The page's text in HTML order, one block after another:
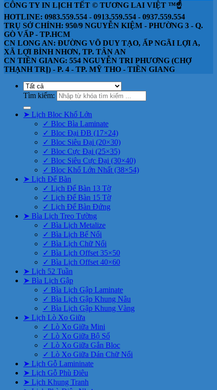
CÔNG TY IN LỊCH TẾT © TƯƠNG LAI VIỆT ™☝️
HOTLINE: 0983.559.554 - 0913.559.554 - 0937.559.554
TRỤ SỞ CHÍNH: 950/9 NGUYỄN KIỆM - PHƯỜNG 3 - Q.
GÒ VẤP - TP.HCM
CN LONG AN: ĐƯỜNG VÕ DUY TẠO, ẤP NGÃI LỢI A,
XÃ LỢI BÌNH NHƠN, TP. TÂN AN
CN TIỀN GIANG: 554 NGUYỄN TRI PHƯƠNG (CHỢ
THẠNH TRỊ) - P. 4 - TP. MỸ THO - TIỀN GIANG
Tìm kiếm:
➤ Lịch Bloc Khổ Lớn
✓ Bloc Bìa Laminate
✓ Bloc Đại ĐB (17×24)
✓ Bloc Siêu Đại (20×30)
✓ Bloc Cực Đại (25×35)
✓ Bloc Siêu Cực Đại (30×40)
✓ Bloc Khổ Lớn Nhất (38×54)
➤ Lịch Để Bàn
✓ Lịch Để Bàn 13 Tờ
✓ Lịch Để Bàn 15 Tờ
✓ Lịch Để Bàn Đứng
➤ Bìa Lịch Treo Tường
✓ Bìa Lịch Metalize
✓ Bìa Lịch Bế Nổi
✓ Bìa Lịch Chữ Nổi
✓ Bìa Lịch Offset 35×50
✓ Bìa Lịch Offset 40×60
➤ Lịch 52 Tuần
➤ Bìa Lịch Gập
✓ Bìa Lịch Gập Laminate
✓ Bìa Lịch Gập Khung Nâu
✓ Bìa Lịch Gập Khung Vàng
➤ Lịch Lò Xo Giữa
✓ Lò Xo Giữa Mini
✓ Lò Xo Giữa Bộ Số
✓ Lò Xo Giữa Gắn Bloc
✓ Lò Xo Giữa Dán Chữ Nổi
➤ Lịch Gỗ Lamininate
➤ Lịch Gỗ Phù Điêu
➤ Lịch Khung Tranh